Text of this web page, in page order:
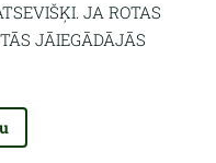
JA ROTAS
JĀIEGĀDĀJĀS